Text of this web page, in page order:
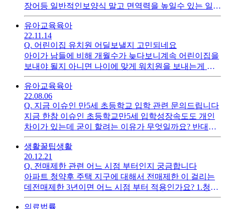
장어등 일반적인보양식 말고 면역력을 높일수 있는 일반
식단이 있을까요?
유아교육육아
22.11.14
Q. 어린이집 유치원 어딜보낼지 고민되네요
아이가 남들에 비해 개월수가 늦다보니계속 어린이집을
보내야 될지 아니면 나이에 맞게 워치원을 보내는게 맞
을지 고민 되네요이럴경우 어디가 맞을까요??
유아교육육아
22.08.06
Q. 지금 이슈인 만5세 초등학교 입학 관련 문의드립니다
지금 한참 이슈인 초등학교만5세 입학성장속도도 개인
차이가 있는데 굳이 할려는 이유가 무엇일까요? 반대가
많으면 안할수도 있다고는 해도영유아 통합을 통해 사교
육비를 줄인다 하더니그럼 한글및 기본 사칙연산등의 사
교육비가 더 이른시기에 들것 같은데
생활꿀팁생활
20.12.21
Q. 전매제한 관련 어느 시점 부터인지 궁금합니다
아파트 청약후 주택 지구에 대해서 전매제한 이 걸리는
데전매제한 3년이면 어느 시점 부터 적용인가요? 1.청약
당첨부터인지2.청약 당첨후 계약때인지3.아파트 착공때
의료법률